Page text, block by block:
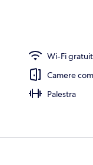
Wi-Fi
Camere
Palestra